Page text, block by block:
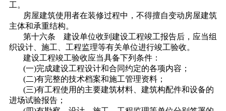
工。
房屋建筑使用者在装修过程中，不得擅自变动房屋建筑
主体和承重结构。
第十六条 建设单位收到建设工程竣工报告后，应当组
织设计、施工、工程监理等有关单位进行竣工验收。
建设工程竣工验收应当具备下列条件：
(一)完成建设工程设计和合同约定的各项内容；
(二)有完整的技术档案和施工管理资料；
(三)有工程使用的主要建筑材料、建筑构配件和设备的
进场试验报告；